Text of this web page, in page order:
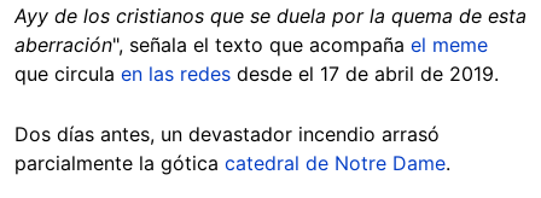
Ayy de los cristianos que se duela por la quema de esta
aberración", señala el texto que acompaña el meme
que circula en las redes desde el 17 de abril de 2019.
Dos días antes, un devastador incendio arrasó
parcialmente la gótica catedral de Notre Dame.